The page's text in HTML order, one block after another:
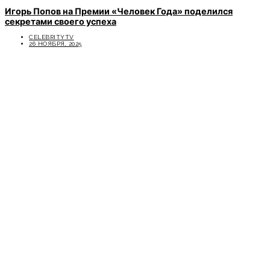
Игорь Попов на Премии «Человек Года» поделился
секретами своего успеха
CELEBRITYTV
26 НОЯБРЯ, 2025